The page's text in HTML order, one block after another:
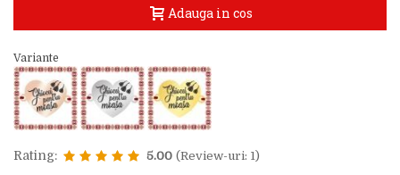
Adauga in cos
Variante
Rating: 5.00 (Review-uri: 1)